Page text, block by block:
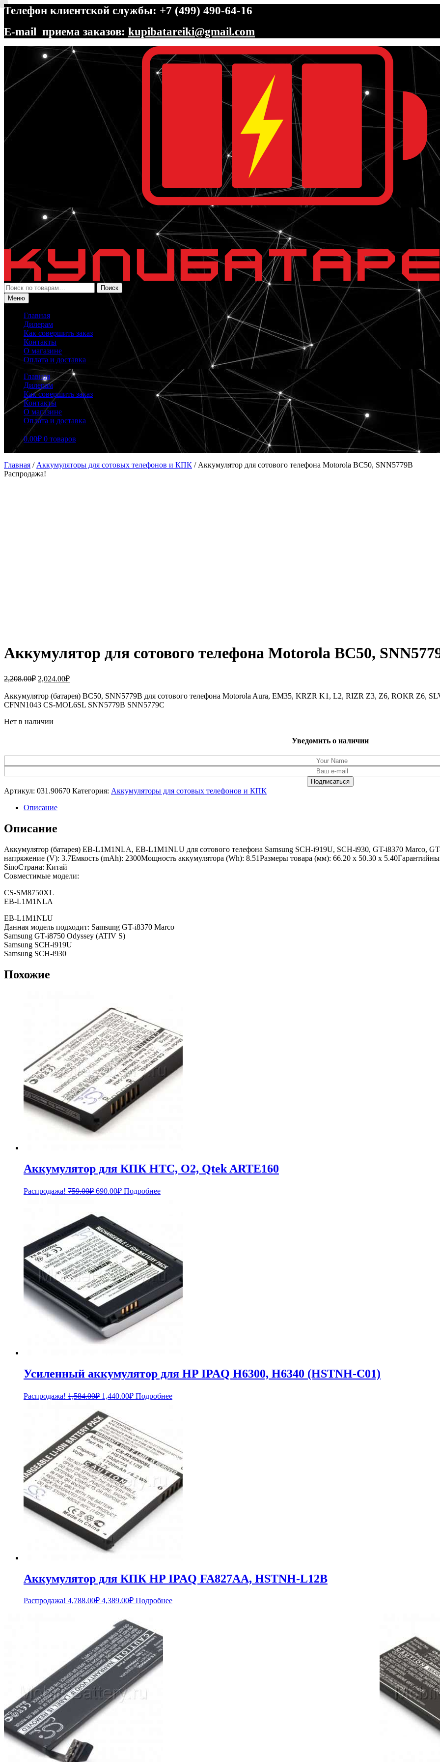
Телефон клиентской службы: +7 (499) 490-64-16
E-mail приема заказов: kupibatareiki@gmail.com
Перейти
навигации
Перейти
содержимому
Искать:
Поиск
Меню
Главная
Дилерам
Как совершить заказ
Контакты
О магазине
Оплата и доставка
Главная
Дилерам
Как совершить заказ
Контакты
О магазине
Оплата и доставка
0.00₽ 0 товаров
Главная / Аккумуляторы для сотовых телефонов и КПК / Аккумулятор для сотового телефона Motorola BC50, SNN5779B
Распродажа!
Аккумулятор для сотового телефона Motorola BC50,
2,208.00₽ Первоначальная
составляла
2,208.00₽.
2,024.00₽Текущая
2,024.00₽.
Аккумулятор (батарея) BC50, SNN5779B для сотового телефона Motorola Aura, EM35, KRZR K1, L2, RIZR Z3, Z6, ROKR Z6,
CFNN1043 CS-MOL6SL SNN5779B SNN5779C
Нет в наличии
Уведомить о наличии
Артикул: 031.90670 Категория: Аккумуляторы для сотовых телефонов и КПК
Описание
Описание
Аккумулятор (батарея) EB-L1M1NLA, EB-L1M1NLU для сотового телефона Samsung SCH-i919U, SCH-i930, GT-i8370 Marco,
напряжение (V): 3.7Емкость (mAh): 2300Мощность аккумулятора (Wh): 8.51Размеры товара (мм): 66.20 x 50.30 x
SinoСтрана: Китай
Совместимые модели:
CS-SM8750XL
EB-L1M1NLA
EB-L1M1NLU
Данная модель подходит: Samsung GT-i8370 Marco
Samsung GT-i8750 Odyssey (ATIV S)
Samsung SCH-i919U
Samsung SCH-i930
Похожие
Аккумулятор для КПК HTC, O2, Qtek ARTE160
Распродажа! 759.00₽ Первоначальная
759.00₽.
690.00₽Текущая
цена:
Подробнее
Усиленный аккумулятор для HP IPAQ H6300, H6340 (HSTNH-C01)
Распродажа! 1,584.00₽ Первоначальная
составляла
1,584.00₽.
1,440.00₽Текущая
цена:
Подробнее
Аккумулятор для КПК HP IPAQ FA827AA, HSTNH-L12B
Распродажа! 4,788.00₽ Первоначальная
4,788.00₽.
4,389.00₽Текущая
Подробнее